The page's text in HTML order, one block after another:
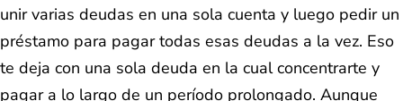
unir varias deudas en una sola cuenta y luego pedir un
préstamo para pagar todas esas deudas a la vez. Eso
te deja con una sola deuda en la cual concentrarte y
pagar a lo largo de un período prolongado. Aunque